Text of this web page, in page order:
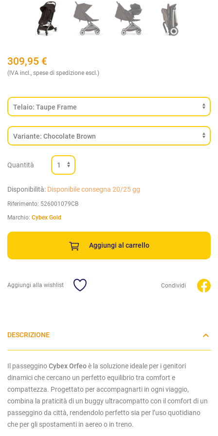
309,95 €
(IVA incl., spese di spedizione escl.)
Quantità
Disponibilità: Disponibile consegna 20/25 gg
Riferimento: 526001079CB
Marchio: Cybex Gold
Aggiungi al carrello
Aggiungi alla wishlist Condividi
DESCRIZIONE
Il passegginoCybex Orfeoè la soluzione ideale per i genitori
dinamici che cercano un perfetto equilibrio tra comfort e
compattezza. Progettato per accompagnarti in ogni viaggio,
combina la praticità di un buggy ultracompatto con il comfort di un
passeggino da città, rendendolo perfetto sia per l’uso quotidiano
che per gli spostamenti in aereo o in treno.